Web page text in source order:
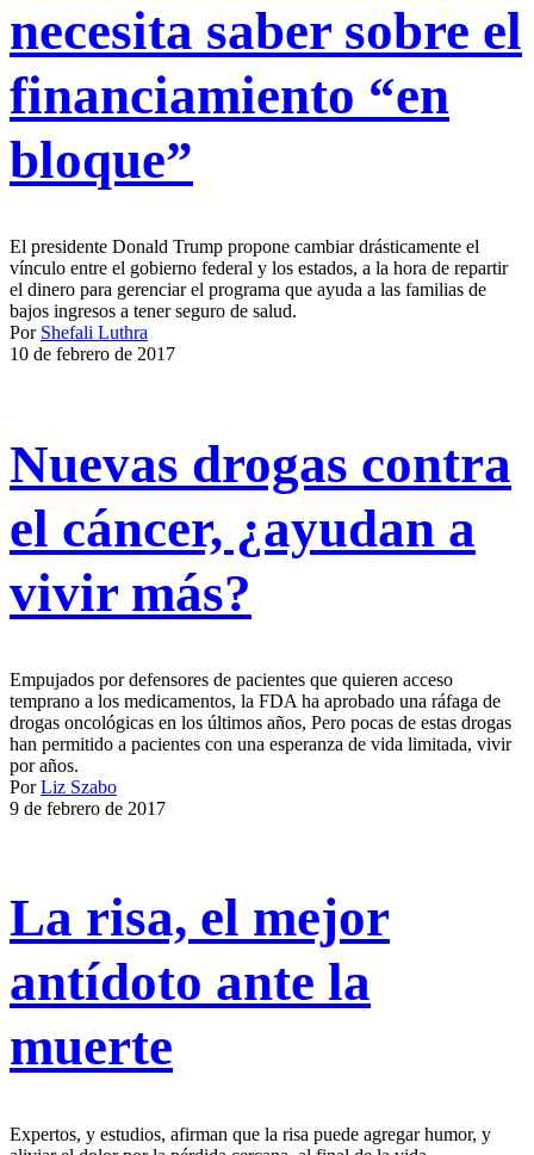
necesita saber sobre el
financiamiento “en
bloque”
El presidente Donald Trump propone cambiar drásticamente el
vínculo entre el gobierno federal y los estados, a la hora de repartir
el dinero para gerenciar el programa que ayuda a las familias de
bajos ingresos a tener seguro de salud.
Por Shefali Luthra
10 de febrero de 2017
Nuevas drogas contra
el cáncer, ¿ayudan a
vivir más?
Empujados por defensores de pacientes que quieren acceso
temprano a los medicamentos, la FDA ha aprobado una ráfaga de
drogas oncológicas en los últimos años, Pero pocas de estas drogas
han permitido a pacientes con una esperanza de vida limitada, vivir
por años.
PorLiz Szabo
9 de febrero de 2017
La risa, el mejor
antídoto ante la
muerte
Expertos, y estudios, afirman que la risa puede agregar humor, y